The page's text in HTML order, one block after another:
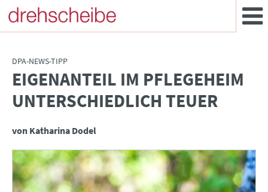
DPA-NEWS-TIPP
:EIGENANTEIL IM PFLEGEHEIM
UNTERSCHIEDLICH TEUER
von Katharina Dodel